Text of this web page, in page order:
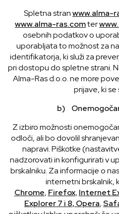
Spletna stranwww.alma-
www.alma-ras.comter
osebnih podatkov o
uporabljata to možnost za
identifikatorja, ki služi za
pri dostopu do spletne strani.
Alma-Ras d.o.o. ne more
prijave, ki se
b)
Z izbiro možnosti
odloči, ali bo dovolil
napravi. Piškotke
nadzorovati in konfigurirati v
brskalniku. Za informacije o
internetni brskalnik,
Chrome, Firefox, Internet
Explorer 7 i 8, Opera,